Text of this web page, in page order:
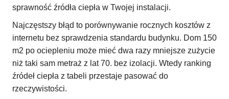
sprawność źródła ciepła w Twojej instalacji.
Najczęstszy błąd to porównywanie rocznych kosztów z
internetu bez sprawdzenia standardu budynku. Dom 150
m2 po ociepleniu może mieć dwa razy mniejsze zużycie
niż taki sam metraż z lat 70. bez izolacji. Wtedy ranking
źródeł ciepła z tabeli przestaje pasować do
rzeczywistości.